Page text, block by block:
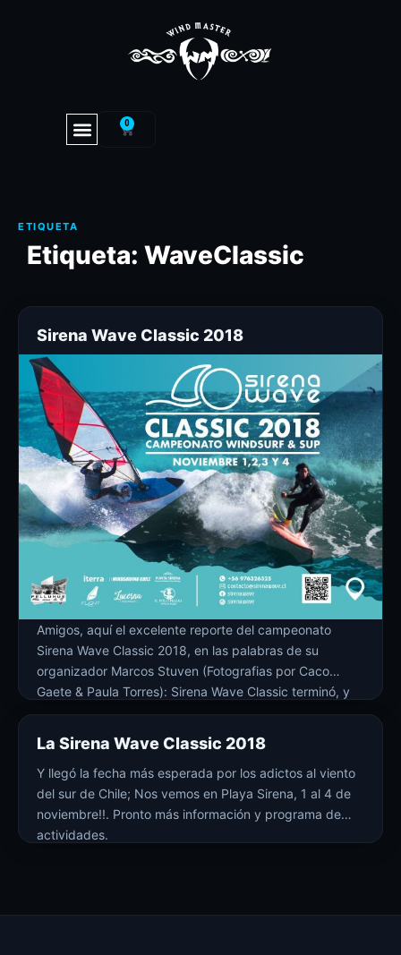
0
Etiqueta: WaveClassic
Sirena Wave Classic 2018
Amigos, aquí el excelente reporte del campeonato
Sirena Wave Classic 2018, en las palabras de su
organizador Marcos Stuven (Fotografias por Caco
Gaete & Paula Torres): Sirena Wave Classic terminó, y
los 18 y más nudos, así como las olas de 2,5 a 4,5
metros registradas entre el sábado 24 y el Domingo 25
de […]
La Sirena Wave Classic 2018
Y llegó la fecha más esperada por los adictos al viento
del sur de Chile; Nos vemos en Playa Sirena, 1 al 4 de
noviembre!!. Pronto más información y programa de
actividades.